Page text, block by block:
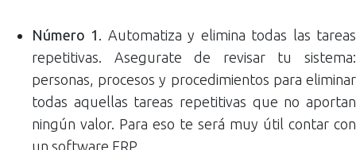
Número 1 . Automatiza y elimina todas las tareas
repetitivas. Asegurate de revisar tu sistema:
personas, procesos y procedimientos para eliminar
todas aquellas tareas repetitivas que no aportan
ningún valor. Para eso te será muy útil contar con
un software ERP.